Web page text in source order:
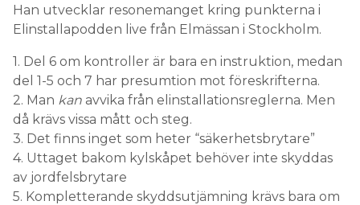
Han utvecklar resonemanget kring punkterna i
Elinstallapodden live från Elmässan i Stockholm.
1. Del 6 om kontroller är bara en instruktion, medan
del 1-5 och 7 har presumtion mot föreskrifterna.
2. Man kan avvika från elinstallationsreglerna. Men
då krävs vissa mått och steg.
3. Det finns inget som heter “säkerhetsbrytare”
4. Uttaget bakom kylskåpet behöver inte skyddas
av jordfelsbrytare
5. Kompletterande skyddsutjämning krävs bara om